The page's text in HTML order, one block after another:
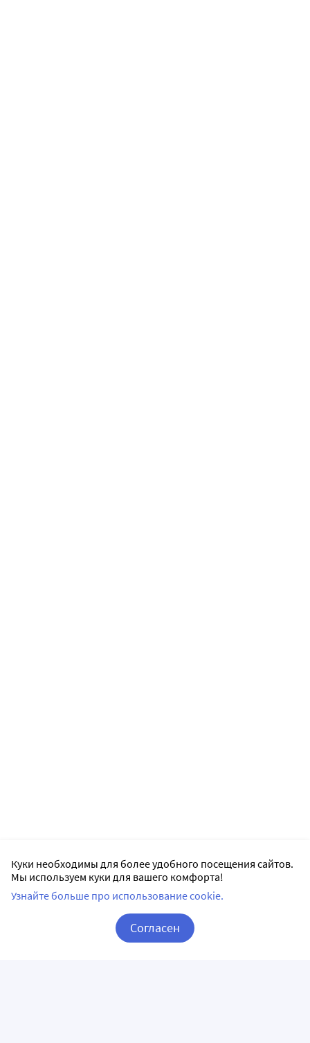
Куки необходимы для более удобного посещения сайтов.
Мы используем куки для вашего комфорта!
Узнайте больше про использование cookie.
Согласен